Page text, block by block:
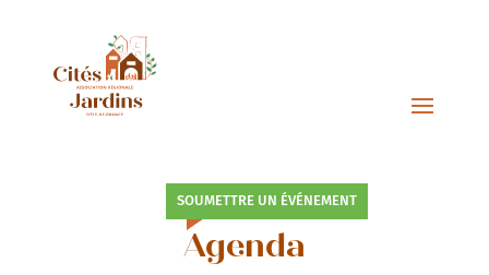
SOUMETTRE UN ÉVÉNEMENT
Agenda